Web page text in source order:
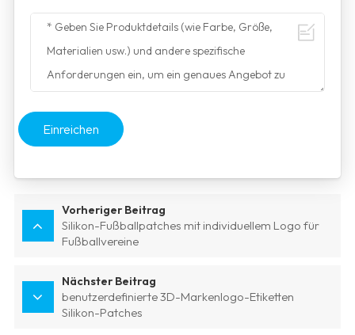
Einreichen
Vorheriger Beitrag
Silikon-Fußballpatches mit individuellem Logo für
Fußballvereine
Nächster Beitrag
benutzerdefinierte 3D-Markenlogo-Etiketten
Silikon-Patches